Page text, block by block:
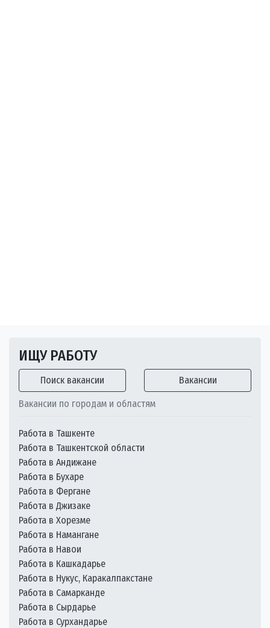
ИЩУ РАБОТУ
Поиск вакансии Вакансии
Вакансии по городам и областям
Работа в Ташкенте
Работа в Ташкентской области
Работа в Андижане
Работа в Бухаре
Работа в Фергане
Работа в Джизаке
Работа в Хорезме
Работа в Намангане
Работа в Навои
Работа в Кашкадарье
Работа в Нукус, Каракалпакстане
Работа в Самарканде
Работа в Сырдарье
Работа в Сурхандарье